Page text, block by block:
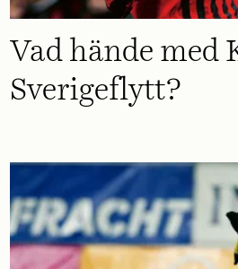
Vad hände med
Sverigeflytt?